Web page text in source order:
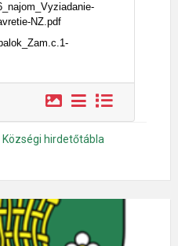
NZ.pdf
Községi hirdetőtábla